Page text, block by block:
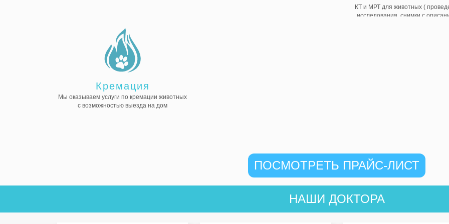
КТ и МРТ для животных (
исследования, снимки с
Кремация
Мы оказываем услуги по кремации животных
с возможностью выезда на дом
ПОСМОТРЕТЬ ПРАЙС-ЛИСТ
НАШИ ДОКТОРА